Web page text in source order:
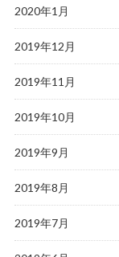
2020年1月
2019年12月
2019年11月
2019年10月
2019年9月
2019年8月
2019年7月